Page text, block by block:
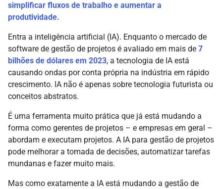
simplificar fluxos de trabalho e aumentar a
produtividade.
Entra a inteligência artificial (IA). Enquanto o mercado de
software de gestão de projetos é avaliado em mais de 7
bilhões de dólares em 2023, a tecnologia de IA está
causando ondas por conta própria na indústria em rápido
crescimento. IA não é apenas sobre tecnologia futurista ou
conceitos abstratos.
É uma ferramenta muito prática que já está mudando a
forma como gerentes de projetos – e empresas em geral –
abordam e executam projetos. A IA para gestão de projetos
pode melhorar a tomada de decisões, automatizar tarefas
mundanas e fazer muito mais.
Mas como exatamente a IA está mudando a gestão de